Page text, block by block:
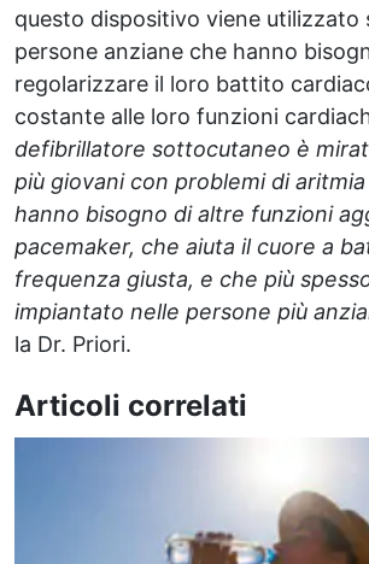
questo dispositivo viene utilizzato
persone anziane che hanno
regolarizzare il loro battito
costante alle loro funzioni
defibrillatore sottocutaneo è
più giovani con problemi di
hanno bisogno di altre funzioni
pacemaker, che aiuta il cuore a
frequenza giusta, e che più
impiantato nelle persone più
la Dr. Priori.
Articoli correlati